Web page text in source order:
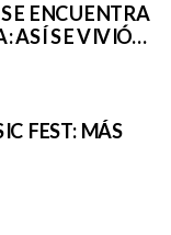
ENCUENTRA
ASÍ SE VIVIÓ
IQOS EN EL
FEST: MÁS